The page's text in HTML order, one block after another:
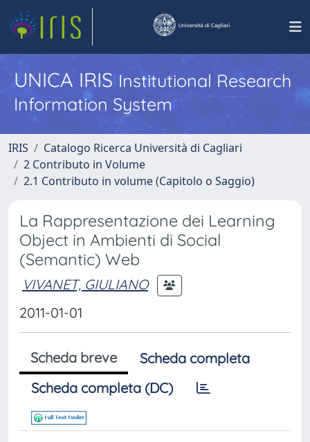
UNICA IRISInstitutional Research
Information System
IRIS
Catalogo Ricerca Università di Cagliari
2 Contributo in Volume
2.1 Contributo in volume (Capitolo o Saggio)
La Rappresentazione dei Learning
Object in Ambienti di Social
(Semantic) Web
VIVANET, GIULIANO
2011-01-01
Scheda breve
Scheda completa
Scheda completa (DC)